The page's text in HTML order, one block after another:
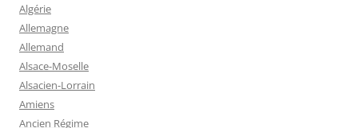
Algérie
Allemagne
Allemand
Alsace-Moselle
Alsacien-Lorrain
Amiens
Ancien Régime